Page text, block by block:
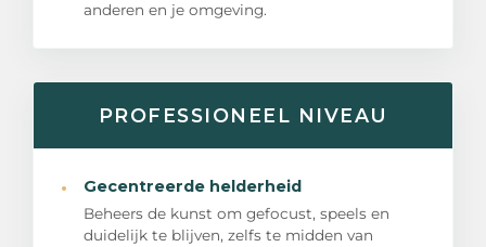
anderen en je omgeving.
PROFESSIONEEL NIVEAU
· Gecentreerde helderheid
Beheers de kunst om gefocust, speels en
duidelijk te blijven, zelfs te midden van